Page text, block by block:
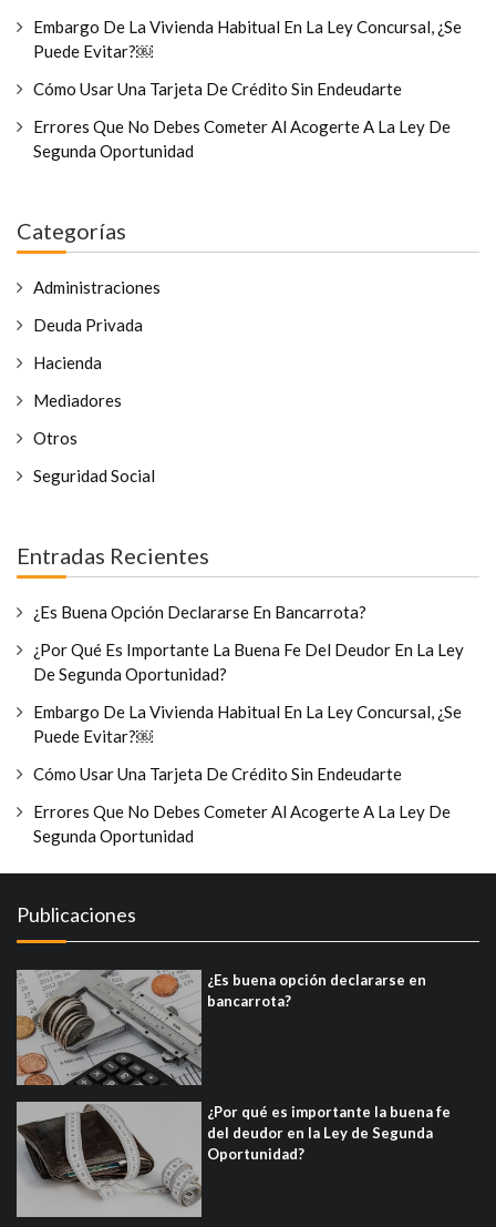
Embargo De La Vivienda Habitual En La Ley Concursal, ¿se
Puede Evitar?￼
Cómo Usar Una Tarjeta De Crédito Sin Endeudarte
Errores Que No Debes Cometer Al Acogerte A La Ley De
Segunda Oportunidad
Categorías
Administraciones
Deuda Privada
Hacienda
Mediadores
Otros
Seguridad Social
Entradas Recientes
¿Es Buena Opción Declararse En Bancarrota?
¿Por Qué Es Importante La Buena Fe Del Deudor En La Ley
De Segunda Oportunidad?
Embargo De La Vivienda Habitual En La Ley Concursal, ¿se
Puede Evitar?￼
Cómo Usar Una Tarjeta De Crédito Sin Endeudarte
Errores Que No Debes Cometer Al Acogerte A La Ley De
Segunda Oportunidad
Publicaciones
¿Es buena opción declararse en
bancarrota?
¿Por qué es importante la buena fe
del deudor en la Ley de Segunda
Oportunidad?